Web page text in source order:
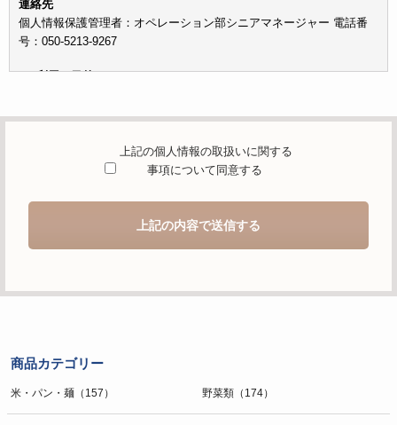
連絡先
個人情報保護管理者：オペレーション部シニアマネージャー 電話番
号：050-5213-9267
c）利用の目的
を適切に受け付け、当社が提供するサービスに関する情報を電子メー
d）個人情報を第三者に提供することが予定される場合の事項
情報を第三者に提供することはありません。
す。
的の通知・開示・内容の訂正・追加または削除・利用の停止・消去お
よび第三者への提供の停止（「開示等」といいます。）に応じます。
上記の個人情報の取扱いに関する
事項について同意する
上記の内容で送信する
商品カテゴリー
米・パン・麺（157） 野菜類（174）